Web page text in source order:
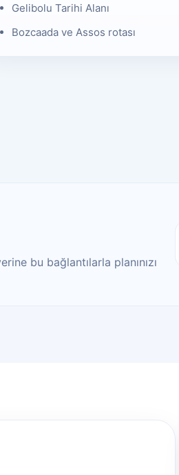
Gelibolu Tarihi Alanı
Bozcaada ve Assos rotası
bu bağlantılarla planınızı